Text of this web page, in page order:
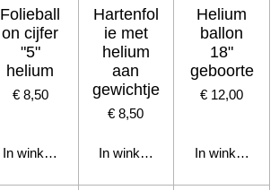
Folieball
on cijfer
"5"
helium
€ 8,50
In winkelwagen
Hartenfol
ie met
helium
aan
gewichtje
€ 8,50
In winkelwagen
Helium
ballon
18"
geboorte
€ 12,00
In